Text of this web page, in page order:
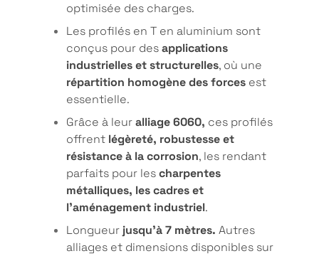
optimisée des charges.
Les profilés en T en aluminium sont
conçus pour desapplications
industrielles et structurelles, où une
répartition homogène des forces est
essentielle.
Grâce à leuralliage 6060, ces profilés
offrent légèreté, robustesse et
résistance à la corrosion, les rendant
parfaits pour lescharpentes
métalliques, les cadres et
l’aménagement industriel.
Longueur jusqu'à 7 mètres. Autres
alliages et dimensions disponibles sur